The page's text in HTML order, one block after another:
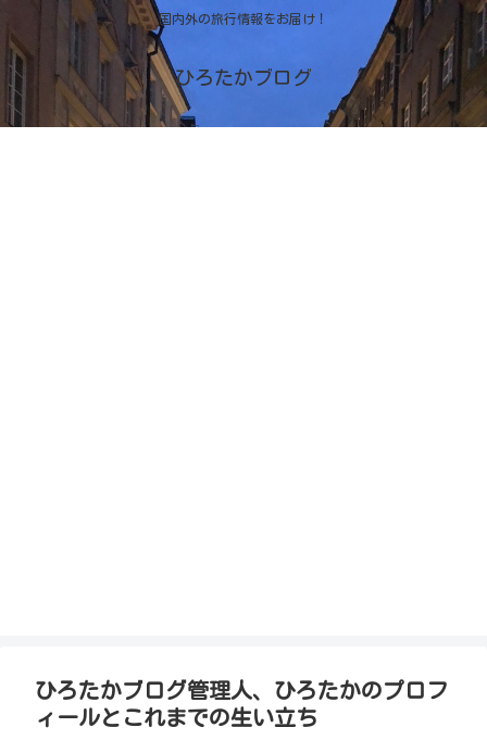
国内外の旅行情報をお届け！
ひろたかブログ
ひろたかブログ管理人、ひろたかのプロフ
ィールとこれまでの生い立ち